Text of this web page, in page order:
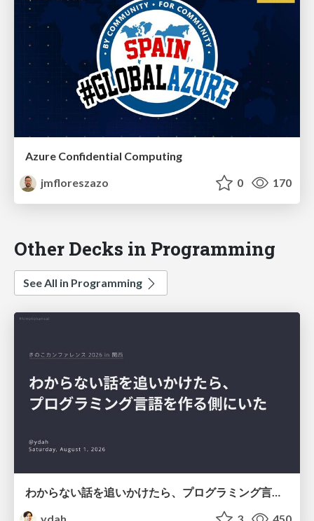
Azure Confidential Computing
jmfloreszazo
0 170
Other Decks in Programming
See All in Programming